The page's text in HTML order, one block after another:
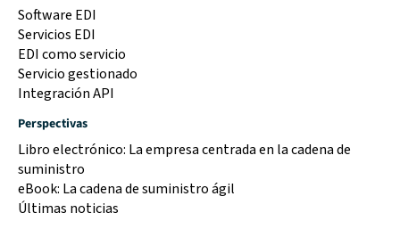
Software EDI
Servicios EDI
EDI como servicio
Servicio gestionado
Integración API
Perspectivas
Libro electrónico: La empresa centrada en la cadena de
suministro
eBook: La cadena de suministro ágil
Últimas noticias